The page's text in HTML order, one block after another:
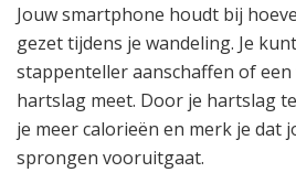
Jouw smartphone houdt bij
gezet tijdens je wandeling. Je
stappenteller aanschaffen of
hartslag meet. Door je hartslag
je meer calorieën en merk je dat
sprongen vooruitgaat.